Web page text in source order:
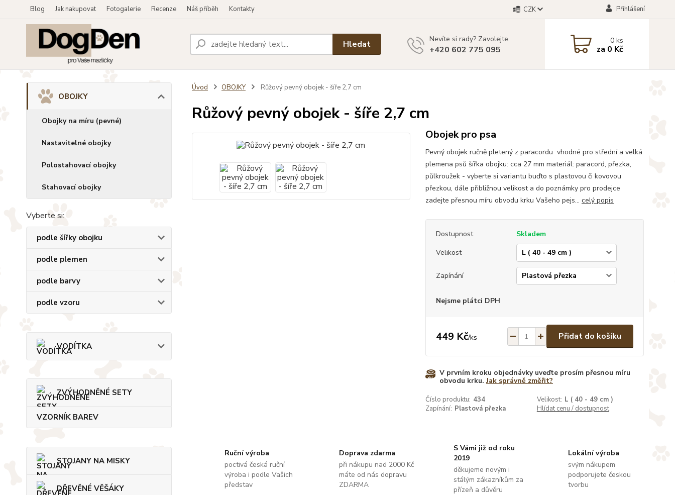
Blog Jak nakupovat Fotogalerie Recenze Náš příběh Kontakty CZK Přihlášení
Hledat Nevíte si rady? Zavolejte.
+420 602 775 095
0ks
za 0 Kč
OBOJKY
Obojky na míru (pevné)
Nastavitelné obojky
Polostahovací obojky
Stahovací obojky
Vyberte si:
podle šířky obojku
podle plemen
podle barvy
podle vzoru
VODÍTKA
ZVÝHODNĚNÉ SETY
VZORNÍK BAREV
STOJANY NA MISKY
DŘEVĚNÉ VĚŠÁKY
Úvod OBOJKY Růžový pevný obojek - šíře 2,7 cm
Růžový pevný obojek - šíře 2,7 cm
Obojek pro psa
Pevný obojek ručně pletený z paracordu vhodné pro střední a velká
plemena psů šířka obojku: cca 27 mm materiál: paracord, přezka,
půlkroužek - vyberte si variantu buďto s plastovou či kovovou
přezkou, dále přibližnou velikost a do poznámky pro prodejce
zadejte přesnou míru obvodu krku Vašeho pejs... celý popis
Dostupnost
Skladem
Velikost
Zapínání
Nejsme plátci DPH
449 Kč/ks Přidat do košíku
V prvním kroku objednávky uveďte prosím přesnou míru
obvodu krku.Jak správně změřit?
Číslo produktu: 434 Velikost: L ( 40 - 49 cm )
Zapínání: Plastová přezka Hlídat cenu / dostupnost
Ruční výroba
poctivá česká ruční
výroba i podle Vašich
představ
Doprava zdarma
při nákupu nad 2000 Kč
máte od nás dopravu
ZDARMA
S Vámi již od roku
2019
děkujeme novým i
stálým zákazníkům za
přízeň a důvěru
Lokální výroba
svým nákupem
podporujete českou
tvorbu